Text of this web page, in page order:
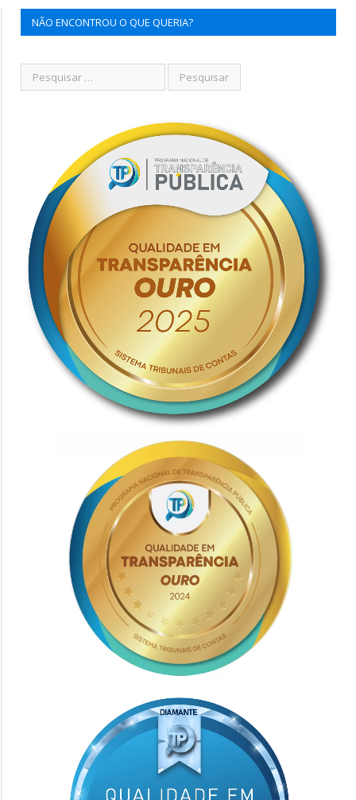
NÃO ENCONTROU O QUE QUERIA?